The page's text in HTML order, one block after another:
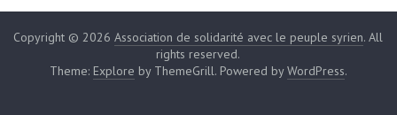
Copyright © 2026Association de solidarité avec le peuple syrien. All
rights reserved.
Theme: Explore by ThemeGrill. Powered byWordPress.